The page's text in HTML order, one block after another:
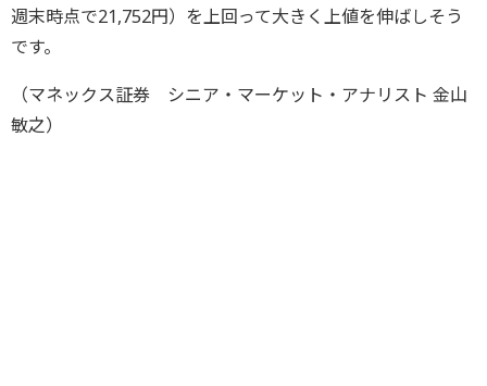
週末時点で21,752円）を上回って大きく上値を伸ばしそう
です。
（マネックス証券 シニア・マーケット・アナリスト 金山
敏之）